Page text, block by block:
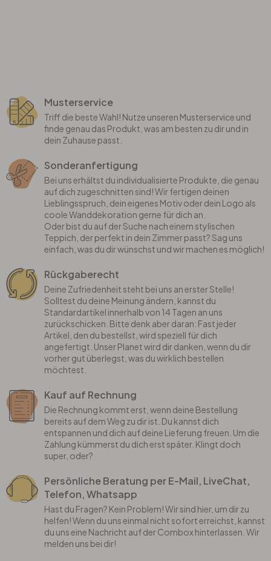
Musterservice
Triff die beste Wahl! Nutze unseren Musterservice und
finde genau das Produkt, was am besten zu dir und in
dein Zuhause passt.
Sonderanfertigung
Bei uns erhältst du individualisierte Produkte, die genau
auf dich zugeschnitten sind! Wir fertigen deinen
Lieblingsspruch, dein eigenes Motiv oder dein Logo als
coole Wanddekoration gerne für dich an.
Oder bist du auf der Suche nach einem stylischen
Teppich, der perfekt in dein Zimmer passt? Sag uns
einfach, was du dir wünschst und wir machen es möglich!
Rückgaberecht
Deine Zufriedenheit steht bei uns an erster Stelle!
Solltest du deine Meinung ändern, kannst du
Standardartikel innerhalb von 14 Tagen an uns
zurückschicken. Bitte denk aber daran: Fast jeder
Artikel, den du bestellst, wird speziell für dich
angefertigt. Unser Planet wird dir danken, wenn du dir
vorher gut überlegst, was du wirklich bestellen
möchtest.
Kauf auf Rechnung
Die Rechnung kommt erst, wenn deine Bestellung
bereits auf dem Weg zu dir ist. Du kannst dich
entspannen und dich auf deine Lieferung freuen. Um die
Zahlung kümmerst du dich erst später. Klingt doch
super, oder?
Persönliche Beratung per E-Mail, LiveChat,
Telefon, Whatsapp
Hast du Fragen? Kein Problem! Wir sind hier, um dir zu
helfen! Wenn du uns einmal nicht sofort erreichst, kannst
du uns eine Nachricht auf der Combox hinterlassen. Wir
melden uns bei dir!